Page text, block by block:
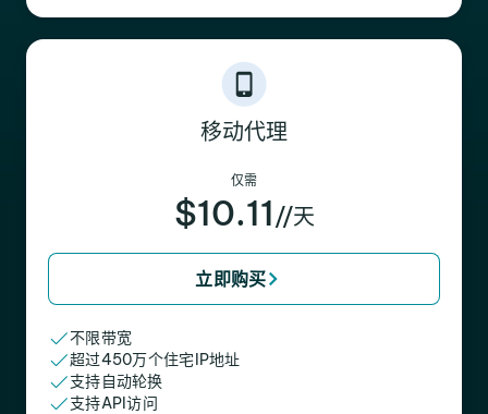
移动代理
仅需
$10.11 //天
立即购买
不限带宽
超过450万个住宅IP地址
支持自动轮换
支持API访问